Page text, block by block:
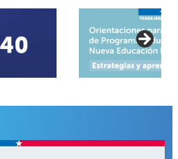
Género
reunió
la
educativa
DEP